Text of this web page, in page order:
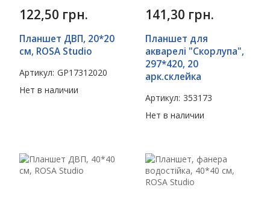
122,50 грн.
Планшет ДВП, 20*20
см, ROSA Studio
Артикул: GP17312020
Нет в наличии
141,30 грн.
Планшет для
акварелі "Скорлупа",
297*420, 20
арк.склейка
Артикул: 353173
Нет в наличии